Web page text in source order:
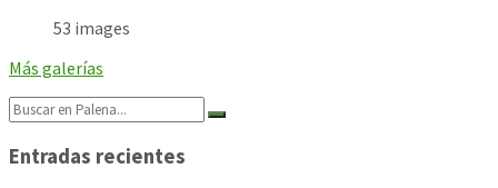
53 images
Más galerías
Search:
Entradas recientes